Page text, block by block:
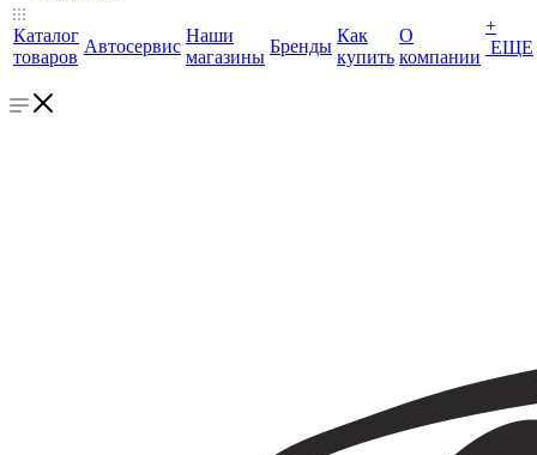
Каталог
товаров
Автосервис
Наши
магазины
Бренды
Как
купить
О
компании
+
ЕЩЕ